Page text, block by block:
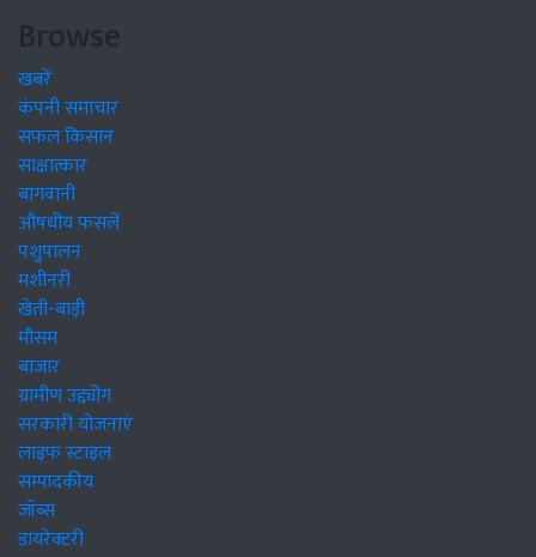
Browse
खबरें
कंपनी समाचार
सफल किसान
साक्षात्कार
बागवानी
औषधीय फसलें
पशुपालन
मशीनरी
खेती-बाड़ी
मौसम
बाजार
ग्रामीण उद्द्योग
सरकारी योजनाएं
लाइफ स्टाइल
सम्पादकीय
जॉब्स
डायरेक्टरी